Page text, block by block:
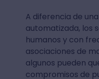
A diferencia de
automatizada, los
humanos y con
asociaciones de
algunos pueden
compromisos de